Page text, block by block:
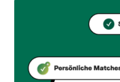
Reserviere direkt
Wann ist Bistro Breiten
Die Taste Match App